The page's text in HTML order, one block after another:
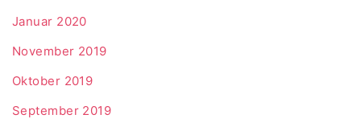
Januar 2020
November 2019
Oktober 2019
September 2019